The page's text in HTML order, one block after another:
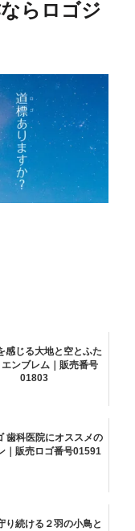
らロゴジ
感じる大地と空とふた
ンブレム｜販売番号
01803
歯科医院にオススメの
｜販売ロゴ番号01591
り続ける２羽の小鳥と